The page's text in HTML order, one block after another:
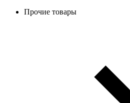
Прочие товары